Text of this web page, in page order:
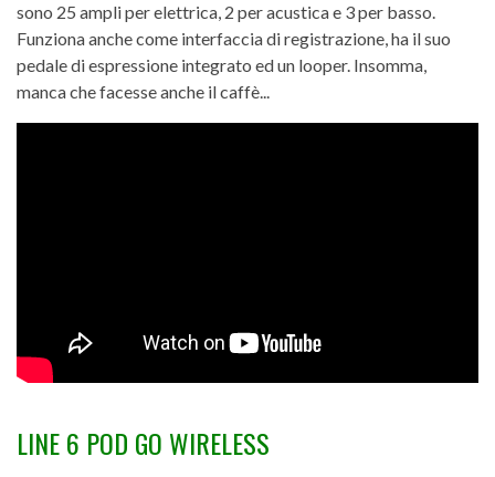
sono 25 ampli per elettrica, 2 per acustica e 3 per basso.
Funziona anche come interfaccia di registrazione, ha il suo
pedale di espressione integrato ed un looper. Insomma,
manca che facesse anche il caffè...
LINE 6 POD GO WIRELESS